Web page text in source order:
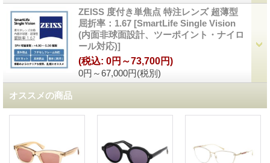
ZEISS 度付き単焦点 特注レンズ 超薄型
屈折率：1.67 [SmartLife Single Vision
(内面非球面設計、ツーポイント・ナイロ
ール対応)]
0円～67,000円(税別)
(税込: 0円～73,700円)
オススメの商品